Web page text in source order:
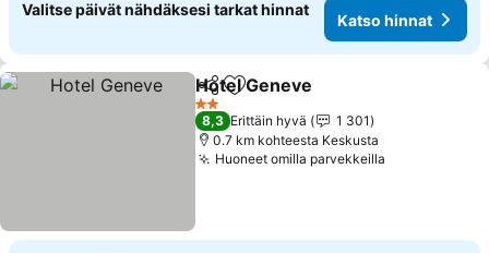
Valitse päivät nähdäksesi tarkat hinnat
Katso hinnat
Jaa Lisää suosikkeihin
Hotel Geneve
2 Tähtiluokitus
8,3 Erittäin hyvä
1 301
0.7 km kohteesta Keskusta
Huoneet omilla parvekkeilla